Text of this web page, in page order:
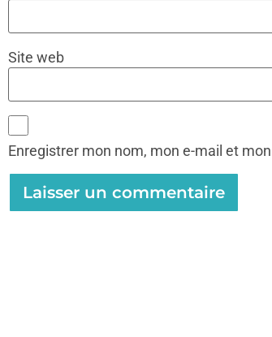
Site web
Enregistrer mon nom, mon e-mail et